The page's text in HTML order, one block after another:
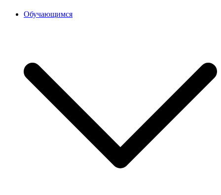
Обучающимся